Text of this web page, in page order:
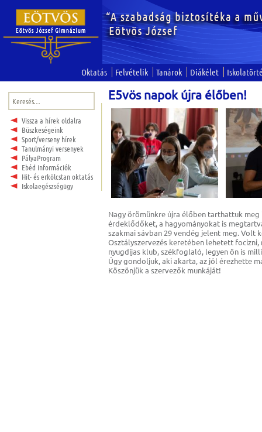
Oktatás Felvételik Tanárok Diákélet
Keresés:
Vissza a hírek oldalra
Büszkeségeink
Sport/verseny hírek
Tanulmányi versenyek
PályaProgram
Ebéd információk
Hit- és erkölcstan oktatás
Iskolaegészségügy
E5vös napok újra élőben!
Nagy örömünkre újra élőben tarthattuk
érdeklődőket, a hagyományokat is
szakmai sávban 29 vendég jelent meg.
Osztályszervezés keretében lehetett
nyugdíjas klub, székfoglaló, legyen ön is
Úgy gondoljuk, aki akarta, az jól érezhette
Köszönjük a szervezők munkáját!